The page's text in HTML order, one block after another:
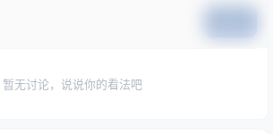
暂无讨论，说说你的看法吧